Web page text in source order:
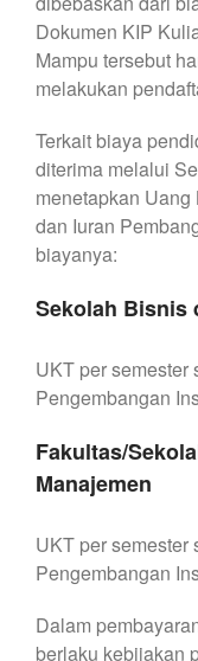
Dokumen KIP
Mampu tersebut
melakukan
Terkait biaya
diterima melalui
menetapkan
dan Iuran
biayanya:
Sekolah Bisnis
UKT per semester
Pengembangan
Fakultas/
Manajemen
UKT per semester
Pengembangan
Dalam
berlaku kebijakan